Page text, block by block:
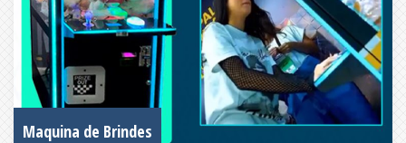
Maquina de Brindes